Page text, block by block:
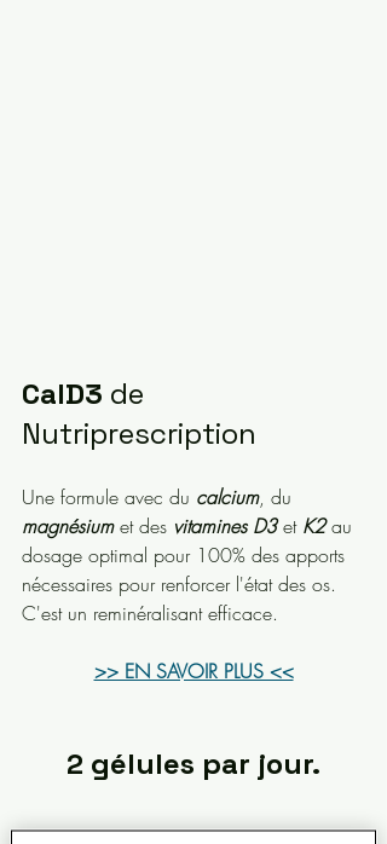
CalD3 de
Nutriprescription
Une formule avec du calcium, du
magnésium et des vitamines D3 et K2 au
dosage optimal pour 100% des apports
nécessaires pour renforcer l'état des os.
C'est un reminéralisant efficace.
>> EN SAVOIR PLUS <<
2 gélules par jour.